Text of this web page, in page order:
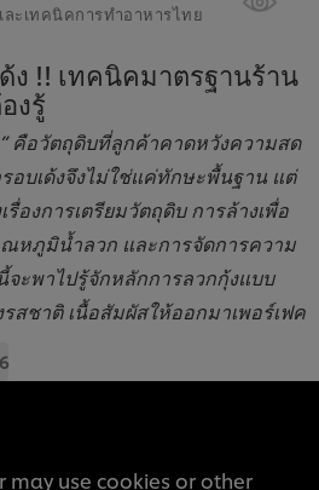
ะเทคนิคการทำอาหารไทย
ง !! เทคนิคมาตรฐานร้าน
งรู้
คือวัตถุดิบที่ลูกค้าคาดหวังความสด
รอบเด้งจึงไม่ใช่แค่ทักษะพื้นฐาน แต่
องการเตรียมวัตถุดิบ การล้างเพื่อ
หภูมิน้ำลวก และการจัดการความ
ะพาไปรู้จักหลักการลวกกุ้งแบบ
สชาติ เนื้อสัมผัสให้ออกมาเพอร์เฟค
may use cookies or other